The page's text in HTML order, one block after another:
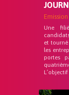
Une
et tourné
les
portes